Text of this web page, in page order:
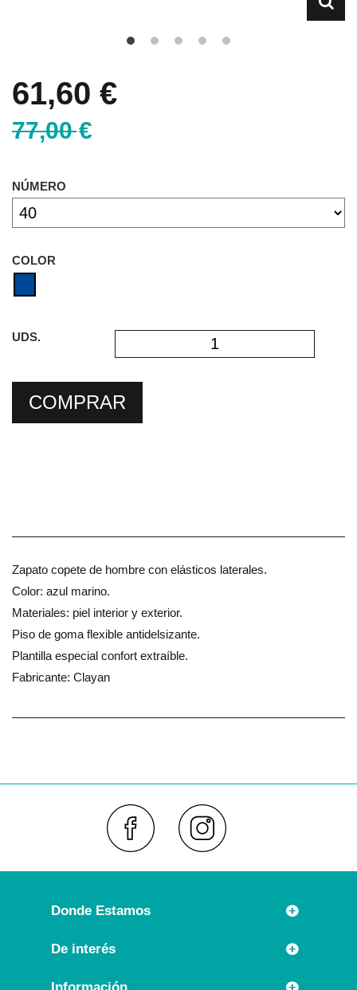
61,60 €
77,00 €
NÚMERO
COLOR
UDS.
COMPRAR
Zapato copete de hombre con elásticos laterales.
Color: azul marino.
Materiales: piel interior y exterior.
Piso de goma flexible antidelsizante.
Plantilla especial confort extraíble.
Fabricante: Clayan
Donde Estamos
Rúa Príncipe 7
Llámanos:
De interés